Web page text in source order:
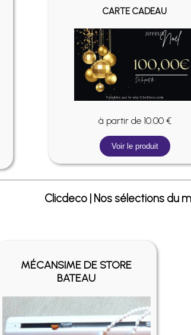
CARTE CADEAU
à partir de 10.00 €
Voir le produit
Clicdeco | Nos sélections du
MÉCANSIME DE STORE
BATEAU